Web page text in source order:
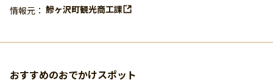
情報元： 鰺ヶ沢町観光商工課
おすすめのおでかけスポット